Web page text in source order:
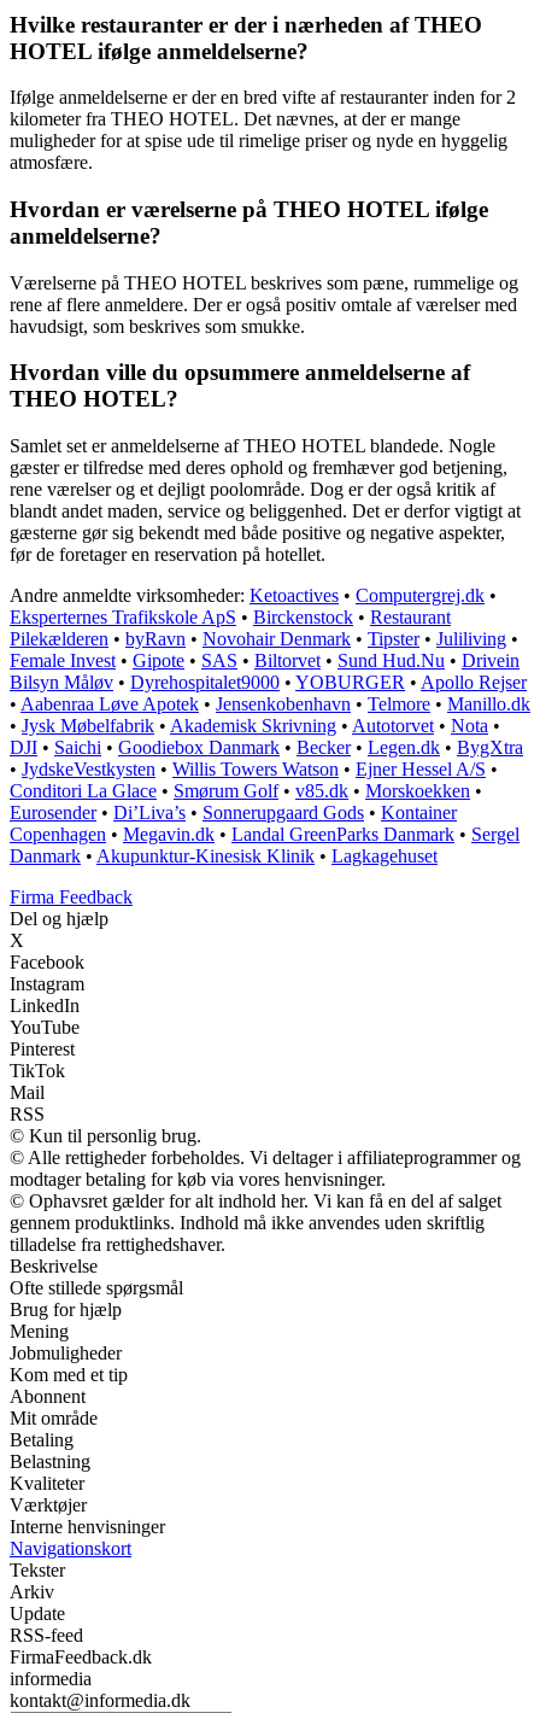
Hvilke restauranter er der i nærheden af THEO
HOTEL ifølge anmeldelserne?
Ifølge anmeldelserne er der en bred vifte af restauranter inden for 2
kilometer fra THEO HOTEL. Det nævnes, at der er mange
muligheder for at spise ude til rimelige priser og nyde en hyggelig
atmosfære.
Hvordan er værelserne på THEO HOTEL ifølge
anmeldelserne?
Værelserne på THEO HOTEL beskrives som pæne, rummelige og
rene af flere anmeldere. Der er også positiv omtale af værelser med
havudsigt, som beskrives som smukke.
Hvordan ville du opsummere anmeldelserne af
THEO HOTEL?
Samlet set er anmeldelserne af THEO HOTEL blandede. Nogle
gæster er tilfredse med deres ophold og fremhæver god betjening,
rene værelser og et dejligt poolområde. Dog er der også kritik af
blandt andet maden, service og beliggenhed. Det er derfor vigtigt at
gæsterne gør sig bekendt med både positive og negative aspekter,
før de foretager en reservation på hotellet.
Andre anmeldte virksomheder: Ketoactives • Computergrej.dk •
Eksperternes Trafikskole ApS • Birckenstock • Restaurant
Pilekælderen • byRavn • Novohair Denmark • Tipster• Juliliving •
Female Invest • Gipote • SAS • Biltorvet • Sund Hud.Nu • Drivein
Bilsyn Måløv • Dyrehospitalet9000 • YOBURGER • Apollo Rejser
• Aabenraa Løve Apotek • Jensenkobenhavn • Telmore • Manillo.dk
• Jysk Møbelfabrik • Akademisk Skrivning • Autotorvet • Nota •
DJI • Saichi • Goodiebox Danmark • Becker• Legen.dk • BygXtra
• JydskeVestkysten • Willis Towers Watson • Ejner Hessel A/S •
Conditori La Glace • Smørum Golf• v85.dk • Morskoekken •
Eurosender• Di’Liva’s • Sonnerupgaard Gods • Kontainer
Copenhagen • Megavin.dk • Landal GreenParks Danmark • Sergel
Danmark • Akupunktur-Kinesisk Klinik • Lagkagehuset
Firma Feedback
Del og hjælp
X
Facebook
Instagram
LinkedIn
YouTube
Pinterest
TikTok
Mail
RSS
© Kun til personlig brug.
© Alle rettigheder forbeholdes. Vi deltager i affiliateprogrammer og
modtager betaling for køb via vores henvisninger.
© Ophavsret gælder for alt indhold her. Vi kan få en del af salget
gennem produktlinks. Indhold må ikke anvendes uden skriftlig
tilladelse fra rettighedshaver.
Beskrivelse
Ofte stillede spørgsmål
Brug for hjælp
Mening
Jobmuligheder
Kom med et tip
Abonnent
Mit område
Betaling
Belastning
Kvaliteter
Værktøjer
Interne henvisninger
Navigationskort
Tekster
Arkiv
Update
RSS-feed
FirmaFeedback.dk
informedia
kontakt@informedia.dk